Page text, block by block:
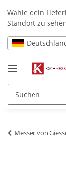
Wähle dein
Standort zu
Messer von